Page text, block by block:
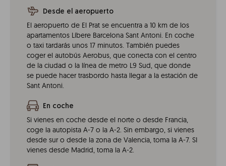
Desde el aeropuerto
El aeropuerto de El Prat se encuentra a 10 km de los
apartamentos Líbere Barcelona Sant Antoni. En coche
o taxi tardarás unos 17 minutos. También puedes
coger el autobús Aerobus, que conecta con el centro
de la ciudad o la línea de metro L9 Sud, que donde
se puede hacer trasbordo hasta llegar a la estación de
Sant Antoni.
En coche
Si vienes en coche desde el norte o desde Francia,
coge la autopista A-7 o la A-2. Sin embargo, si vienes
desde sur o desde la zona de Valencia, toma la A-7. SI
vienes desde Madrid, toma la A-2.